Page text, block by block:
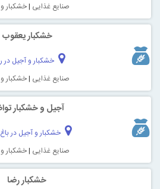
صنایع غذایی |خشکبار
خشکبار یعقوب
خشکبار و آجیل در
صنایع غذایی |خشکبار
آجیل و خشکبار
خشکبار و آجیل در
صنایع غذایی |خشکبار
خشکبار رضا